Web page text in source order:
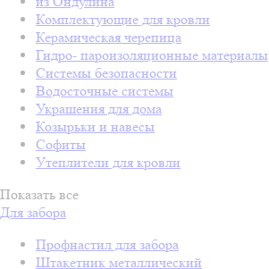
Комплектующие для кровли
Керамическая черепица
Гидро- пароизоляционные материалы
Системы безопасности
Водосточные системы
Украшения для дома
Козырьки и навесы
Софиты
Утеплители для кровли
Показать все
Для забора
Профнастил для забора
Штакетник металлический